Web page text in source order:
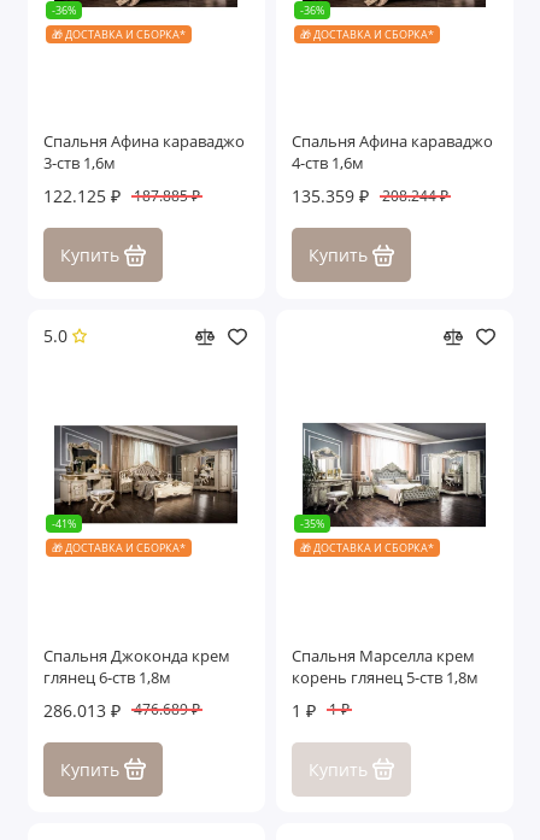
-36%
🎁 ДОСТАВКА И СБОРКА*
Спальня Афина караваджо
3-ств 1,6м
122.125 ₽ 187.885 ₽
Купить
-36%
🎁 ДОСТАВКА И СБОРКА*
Спальня Афина караваджо
4-ств 1,6м
135.359 ₽ 208.244 ₽
Купить
5.0
-41%
🎁 ДОСТАВКА И СБОРКА*
Спальня Джоконда крем
глянец 6-ств 1,8м
286.013 ₽ 476.689 ₽
Купить
-35%
🎁 ДОСТАВКА И СБОРКА*
Спальня Марселла крем
корень глянец 5-ств 1,8м
1 ₽ 1 ₽
Купить